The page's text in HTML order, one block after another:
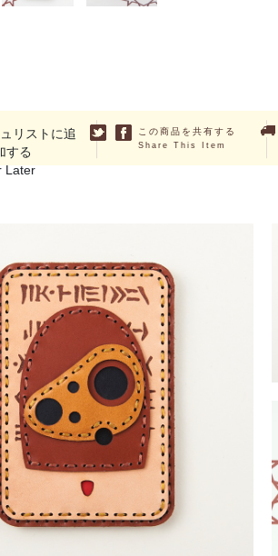
リストに追
する
Later
この商品を共有する
Share This Item